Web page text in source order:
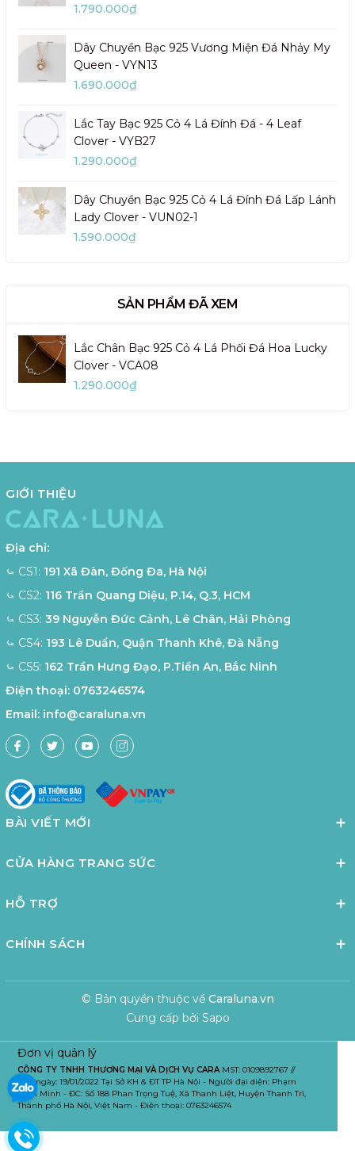
1.790.000₫
Dây Chuyền Bạc 925 Vương Miện Đá Nhảy My
Queen - VYN13
1.690.000₫
Lắc Tay Bạc 925 Cỏ 4 Lá Đính Đá - 4 Leaf
Clover - VYB27
1.290.000₫
Dây Chuyền Bạc 925 Cỏ 4 Lá Đính Đá Lấp Lánh
Lady Clover - VUN02-1
1.590.000₫
SẢN PHẨM ĐÃ XEM
Lắc Chân Bạc 925 Cỏ 4 Lá Phối Đá Hoa Lucky
Clover - VCA08
1.290.000₫
GIỚI THIỆU
Địa chỉ:
⤿ CS1: 191 Xã Đàn, Đống Đa, Hà Nội
⤿ CS2: 116 Trần Quang Diệu, P.14, Q.3, HCM
⤿ CS3: 39 Nguyễn Đức Cảnh, Lê Chân, Hải Phòng
⤿ CS4: 193 Lê Duẩn, Quận Thanh Khê, Đà Nẵng
⤿ CS5: 162 Trần Hưng Đạo, P.Tiền An, Bắc Ninh
Điện thoại: 0763246574
Email: info@caraluna.vn
BÀI VIẾT MỚI
CỬA HÀNG TRANG SỨC
HỖ TRỢ
CHÍNH SÁCH
© Bản quyền thuộc về Caraluna.vn
Cung cấp bởi Sapo
Đơn vị quản lý
CÔNG TY TNHH THƯƠNG MẠI VÀ DỊCH VỤ CARAMST: 0109892767 //
Cấp ngày: 19/01/2022 Tại Sở KH & ĐT TP Hà Nội - Người đại diện: Phạm
Tuấn Minh - ĐC: Số 188 Phan Trọng Tuệ, Xã Thanh Liệt, Huyện Thanh Trì,
Thành phố Hà Nội, Việt Nam - Điện thoại: 0763246574